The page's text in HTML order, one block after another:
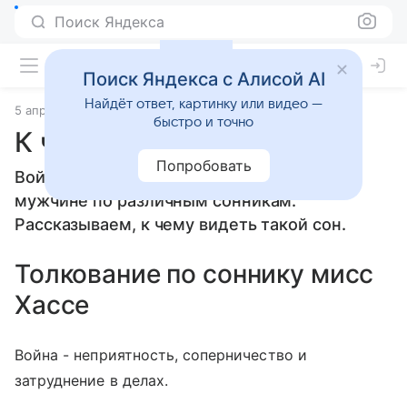
Поиск Яндекса
5 апреля 2010 Сонники
К чему снится Война
Война: толкование сна женщине или
мужчине по различным сонникам.
Рассказываем, к чему видеть такой сон.
Толкование по соннику мисс
Хассе
Война - неприятность, соперничество и
затруднение в делах.
Поиск Яндекса с Алисой AI
Найдёт ответ, картинку или видео —
быстро и точно
Попробовать